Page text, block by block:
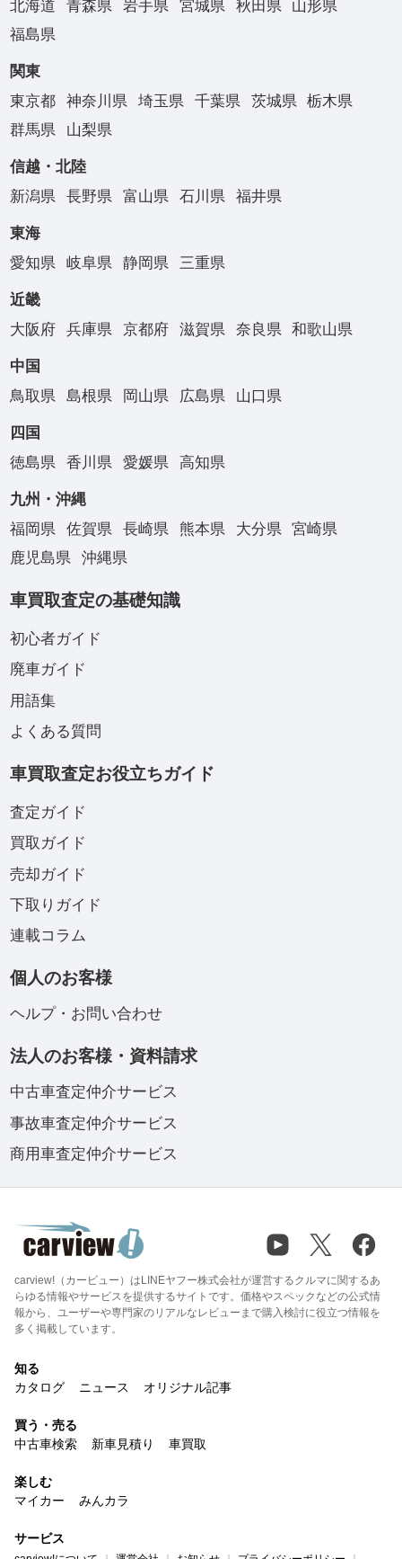
北海道
青森県 岩手県 宮城県 秋田県
山形県
福島県
関東
東京都
神奈川県 埼玉県 千葉県 茨城県
栃木県
群馬県
山梨県
信越・北陸
新潟県
長野県 富山県 石川県 福井県
東海
愛知県
岐阜県 静岡県 三重県
近畿
大阪府
兵庫県 京都府 滋賀県 奈良県 和歌山県
中国
鳥取県
島根県 岡山県 広島県 山口県
四国
徳島県
香川県 愛媛県 高知県
九州・沖縄
福岡県
佐賀県 長崎県 熊本県 大分県
宮崎県
鹿児島県
沖縄県
車買取査定の基礎知識
初心者ガイド
廃車ガイド
用語集
よくある質問
車買取査定お役立ちガイド
査定ガイド
買取ガイド
売却ガイド
下取りガイド
連載コラム
個人のお客様
ヘルプ・お問い合わせ
法人のお客様・資料請求
中古車査定仲介サービス
事故車査定仲介サービス
商用車査定仲介サービス
carview!（カービュー）はLINEヤフー株式会社が運営するクルマに関するあ
らゆる情報やサービスを提供するサイトです。価格やスペックなどの公式情
報から、ユーザーや専門家のリアルなレビューまで購入検討に役立つ情報を
多く掲載しています。
知る
カタログ
ニュース オリジナル記事
買う・売る
中古車検索
新車見積り 車買取
楽しむ
マイカー
みんカラ
サービス